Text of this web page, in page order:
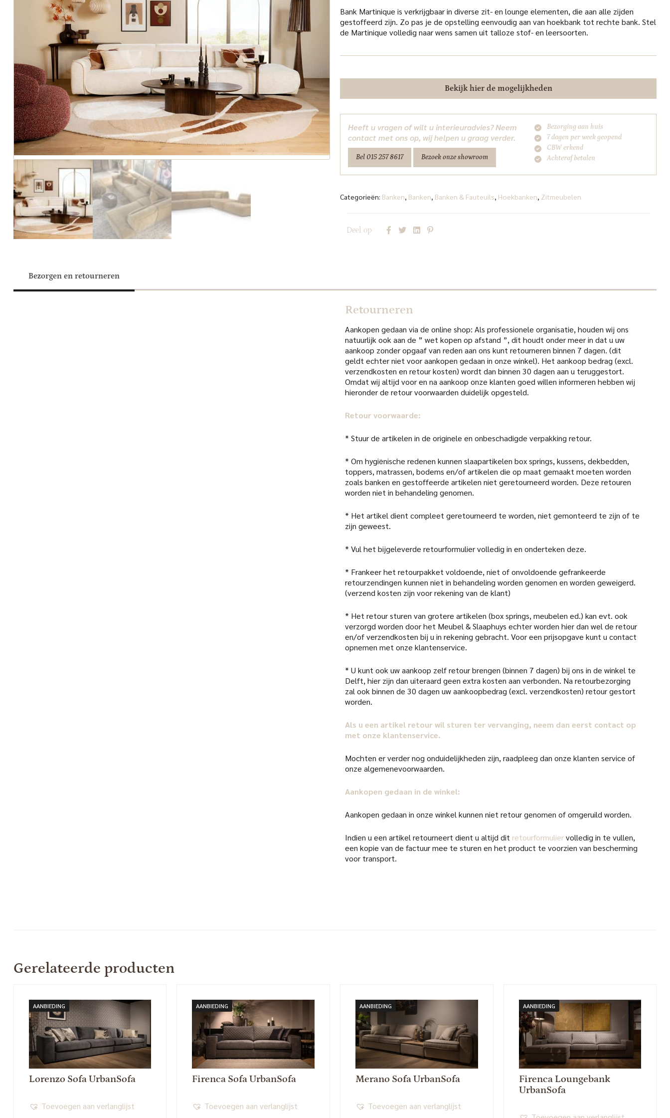
Bank Martinique is verkrijgbaar in diverse zit- en lounge elementen, die aan alle zijden
gestoffeerd zijn. Zo pas je de opstelling eenvoudig aan van hoekbank tot rechte bank. Stel
de Martinique volledig naar wens samen uit talloze stof- en leersoorten.
Bekijk hier de mogelijkheden
Heeft u vragen of wilt u interieuradvies? Neem
contact met ons op, wij helpen u graag verder.
Bel 015 257 8617 Bezoek onze showroom
Bezorging aan huis
7 dagen per week geopend
CBW erkend
Achteraf betalen
Categorieën: Banken, Banken, Banken & Fauteuils, Hoekbanken, Zitmeubelen
Deel op
Bezorgen en retourneren
Retourneren
Aankopen gedaan via de online shop: Als professionele organisatie, houden wij ons
natuurlijk ook aan de ” wet kopen op afstand ”, dit houdt onder meer in dat u uw
aankoop zonder opgaaf van reden aan ons kunt retourneren binnen 7 dagen. (dit
geldt echter niet voor aankopen gedaan in onze winkel). Het aankoop bedrag (excl.
verzendkosten en retour kosten) wordt dan binnen 30 dagen aan u teruggestort.
Omdat wij altijd voor en na aankoop onze klanten goed willen informeren hebben wij
hieronder de retour voorwaarden duidelijk opgesteld.
Retour voorwaarde:
* Stuur de artikelen in de originele en onbeschadigde verpakking retour.
* Om hygiënische redenen kunnen slaapartikelen box springs, kussens, dekbedden,
toppers, matrassen, bodems en/of artikelen die op maat gemaakt moeten worden
zoals banken en gestoffeerde artikelen niet geretourneerd worden. Deze retouren
worden niet in behandeling genomen.
* Het artikel dient compleet geretourneerd te worden, niet gemonteerd te zijn of te
zijn geweest.
* Vul het bijgeleverde retourformulier volledig in en onderteken deze.
* Frankeer het retourpakket voldoende, niet of onvoldoende gefrankeerde
retourzendingen kunnen niet in behandeling worden genomen en worden geweigerd.
(verzend kosten zijn voor rekening van de klant)
* Het retour sturen van grotere artikelen (box springs, meubelen ed.) kan evt. ook
verzorgd worden door het Meubel & Slaaphuys echter worden hier dan wel de retour
en/of verzendkosten bij u in rekening gebracht. Voor een prijsopgave kunt u contact
opnemen met onze klantenservice.
* U kunt ook uw aankoop zelf retour brengen (binnen 7 dagen) bij ons in de winkel te
Delft, hier zijn dan uiteraard geen extra kosten aan verbonden. Na retourbezorging
zal ook binnen de 30 dagen uw aankoopbedrag (excl. verzendkosten) retour gestort
worden.
Als u een artikel retour wil sturen ter vervanging, neem dan eerst contact op
met onze klantenservice.
Mochten er verder nog onduidelijkheden zijn, raadpleeg dan onze klanten service of
onze algemenevoorwaarden.
Aankopen gedaan in de winkel:
Aankopen gedaan in onze winkel kunnen niet retour genomen of omgeruild worden.
Indien u een artikel retourneert dient u altijd dit retourformuliervolledig in te vullen,
een kopie van de factuur mee te sturen en het product te voorzien van bescherming
voor transport.
Gerelateerde producten
AANBIEDING
Lorenzo Sofa UrbanSofa
Toevoegen aan verlanglijst
AANBIEDING
Firenca Sofa UrbanSofa
Toevoegen aan verlanglijst
AANBIEDING
Merano Sofa UrbanSofa
Toevoegen aan verlanglijst
AANBIEDING
Firenca Loungebank
UrbanSofa